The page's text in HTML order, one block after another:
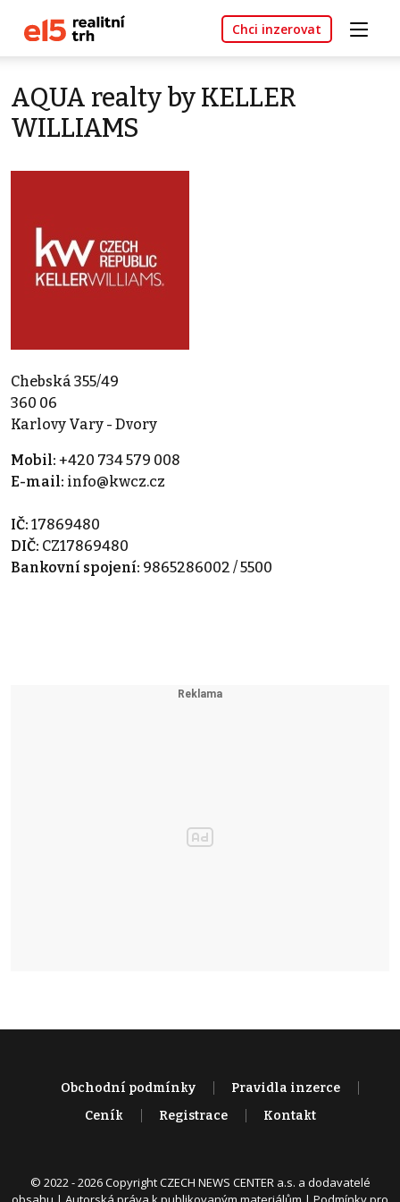
Chci inzerovat
AQUA realty by KELLER
WILLIAMS
Chebská 355/49
360 06
Karlovy Vary - Dvory
Mobil: +420 734 579 008
E-mail: info@kwcz.cz
IČ: 17869480
DIČ: CZ17869480
Bankovní spojení: 9865286002 / 5500
Obchodní podmínky
Pravidla inzerce
Ceník
Registrace Kontakt
© 2022 - 2026 Copyright CZECH NEWS CENTER a.s. a dodavatelé